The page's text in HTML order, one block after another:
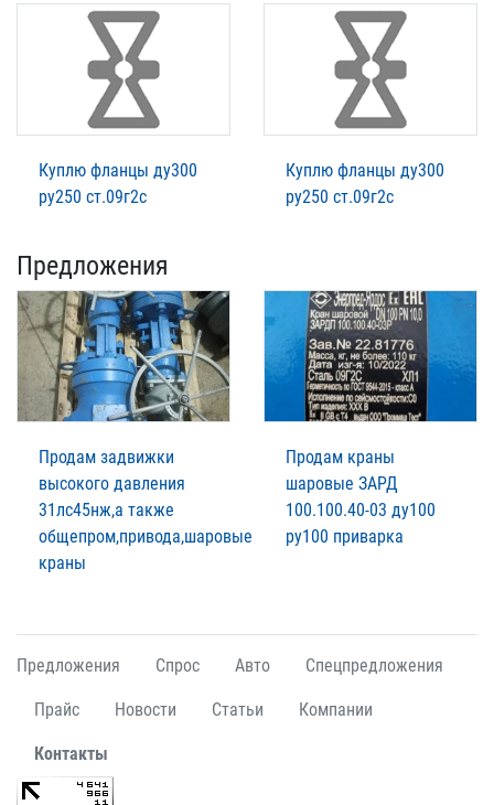
Куплю фланцы ду300
ру250 ст.09г2с
Куплю фланцы ду300
ру250 ст.09г2с
Предложения
Продам задвижки
высокого давления
31лс45нж,а также
общепром,привода,шаровые
краны
Продам краны
шаровые ЗАРД
100.100.40-03 ду100
ру100 приварка
Предложения Спрос Авто Спецпредложения
Прайс Новости Статьи Компании
Контакты